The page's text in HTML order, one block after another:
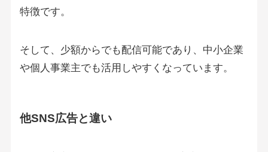
特徴です。
そして、少額からでも配信可能であり、中小企業
や個人事業主でも活用しやすくなっています。
他SNS広告と違い